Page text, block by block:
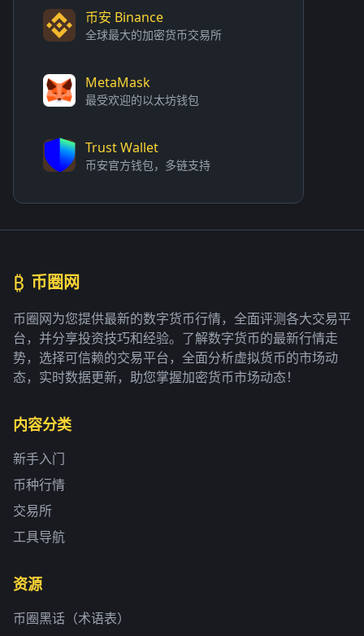
币安 Binance
全球最大的加密货币交易所
MetaMask
最受欢迎的以太坊钱包
Trust Wallet
币安官方钱包，多链支持
₿ 币圈网
币圈网为您提供最新的数字货币行情，全面评测各大交易平
台，并分享投资技巧和经验。了解数字货币的最新行情走
势，选择可信赖的交易平台，全面分析虚拟货币的市场动
态，实时数据更新，助您掌握加密货币市场动态！
内容分类
新手入门
币种行情
交易所
工具导航
资源
币圈黑话（术语表）